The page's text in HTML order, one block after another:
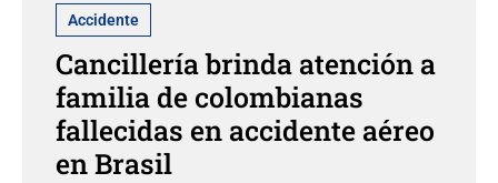
Accidente
Cancillería brinda atención a
familia de colombianas
fallecidas en accidente aéreo
en Brasil